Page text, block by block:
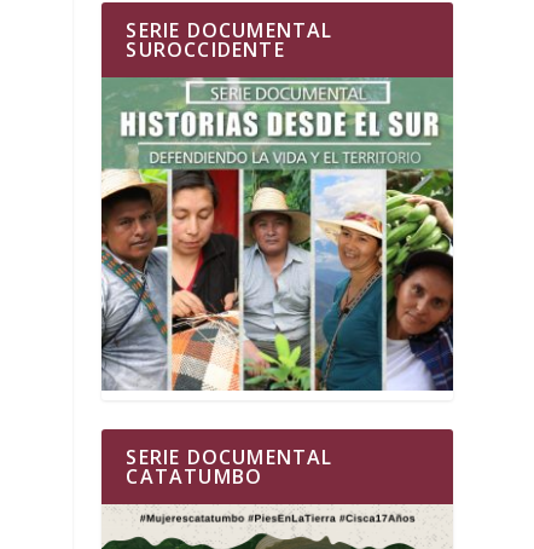
SERIE DOCUMENTAL
SUROCCIDENTE
SERIE DOCUMENTAL
CATATUMBO